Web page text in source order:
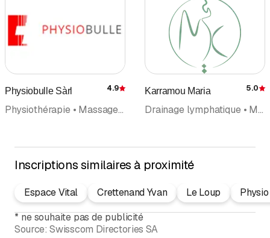
Physiobulle Sàrl Évaluation
4.9
Physiothérapie • Massage • Massage de santé et de sport • Drainage lymphatique • Fitness-Center • Réhabilitation • Massage thérapeutique • Thérapie manuelle
Karramou Maria 5.0
Drainage lymphatique • Massage • Massage de santé et de sport • Massage thérapeutique • Réflexologie massage • Réflexologie • Reiki
Inscriptions similaires à proximité
Espace Vital Crettenand Yvan Le Loup
* ne souhaite pas de publicité
Source: Swisscom Directories SA